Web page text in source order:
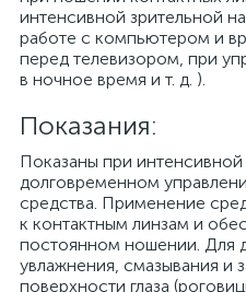
интенсивной зрительной
работе с компьютером и
перед телевизором, при
в ночное время и т. д. ).
Показания:
Показаны при
долговременном
средства. Применение
к контактным линзам и
постоянном ношении. Для
увлажнения, смазывания и
поверхности глаза